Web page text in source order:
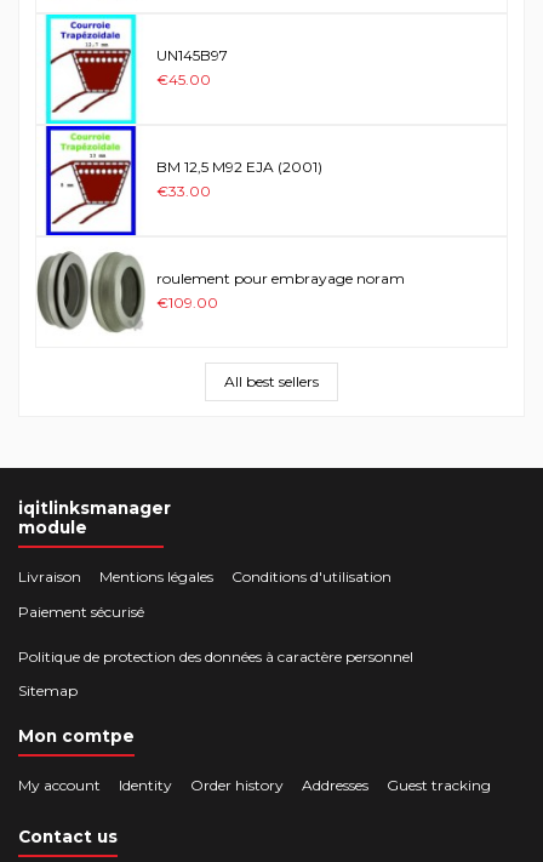
UN145B97
€45.00
BM 12,5 M92 EJA (2001)
€33.00
roulement pour embrayage noram
€109.00
All best sellers
iqitlinksmanager
module
Livraison Mentions légales
Conditions d'utilisation
Paiement sécurisé
Politique de protection des données à caractère personnel
Sitemap
Mon comtpe
My account Identity Order history Addresses Guest tracking
Contact us